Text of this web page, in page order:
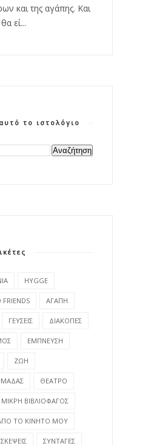
και της αγάπης. Και
εί...
το ιστολόγιο
HYGGE
ΑΓΑΠΗ
ΓΕΥΣΕΙΣ ΔΙΑΚΟΠΕΣ
ΕΜΠΝΕΥΣΗ
ΖΩΗ
ΘΕΑΤΡΟ
ΜΙΚΡΗ ΒΙΒΛΙΟΦΑΓΟΣ
ΤΟ ΚΙΝΗΤΟ ΜΟΥ
ΣΚΕΨΕΙΣ ΣΥΝΤΑΓΕΣ